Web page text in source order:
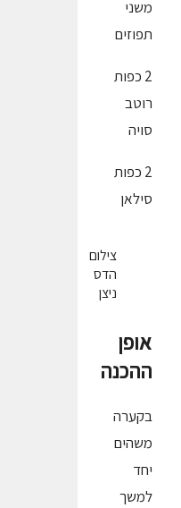
משני
תפוזים
2 כפות
רוטב
סויה
2 כפות
סילאן
צילום
הדס
ניצן
אופן
ההכנה
בקערה
משהים
יחד
למשך